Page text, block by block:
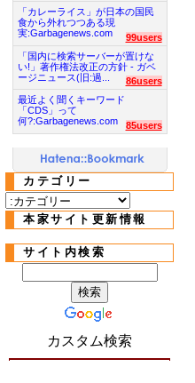
「カレーライス」が日本の国民
食から外れつつある現
実:Garbagenews.com
99users
「国内に検索サーバーが置けな
い!」著作権法改正の方針 - ガベ
ージニュース(旧:過...
86users
最近よく聞くキーワード
「CDS」って
何?:Garbagenews.com
85users
カテゴリー
本家サイト更新情報
サイト内検索
カスタム検索